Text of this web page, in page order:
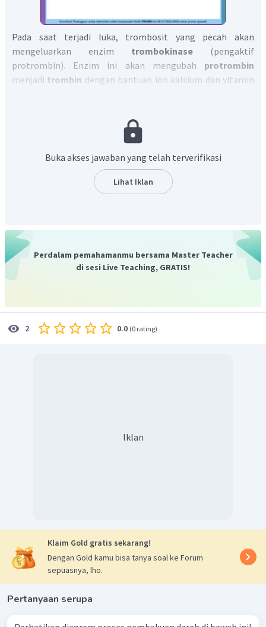
Pada saat terjadi luka, trombosit yang pecah akan
mengeluarkan enzim trombokinase (pengaktif
protrombin). Enzim ini akan mengubah protrombin
menjadi trombin dengan bantuan ion kalsium dan vitamin
ini akan membentuk struktur seperti jala yang dapat
menjaring sel darah merah sehingga tidak keluar dari
Dengan demikian, pilihan jawaban yang tepat adalah C.
Buka akses jawaban yang telah terverifikasi
Lihat Iklan
Perdalam pemahamanmu bersama Master Teacher
di sesi Live Teaching, GRATIS!
2 0.0 (0 rating)
Iklan
Klaim Gold gratis sekarang!
Dengan Gold kamu bisa tanya soal ke Forum
sepuasnya, lho.
Pertanyaan serupa